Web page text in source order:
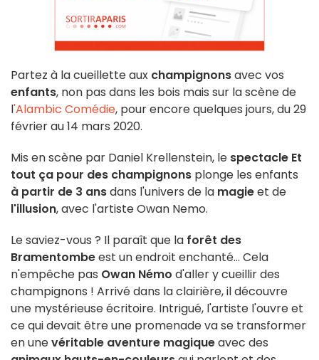
Partez à la cueillette aux champignonsavec vos
enfants, non pas dans les bois mais sur la scène de
l'Alambic Comédie, pour encore quelques jours, du 29
février au 14 mars 2020.
Mis en scène par Daniel Krellenstein, le spectacle Et
tout ça pour des champignons plonge les enfants
à partir de 3 ansdans l'univers de la magieet de
l'illusion, avec l'artiste Owan Nemo.
Le saviez-vous ? Il paraît que la forêt des
Bramentombeest un endroit enchanté... Cela
n'empêche pas Owan Némo d'aller y cueillir des
champignons ! Arrivé dans la clairière, il découvre
une mystérieuse écritoire. Intrigué, l'artiste l'ouvre et
ce qui devait être une promenade va se transformer
en unevéritable aventure magiqueavec des